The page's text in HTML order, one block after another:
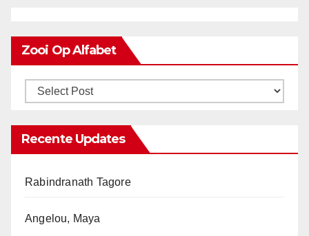
Zooi Op Alfabet
Recente Updates
Rabindranath Tagore
Angelou, Maya